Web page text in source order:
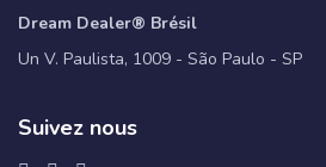
Dream Dealer® Brésil
Un V. Paulista, 1009 - São Paulo - SP
Suivez nous